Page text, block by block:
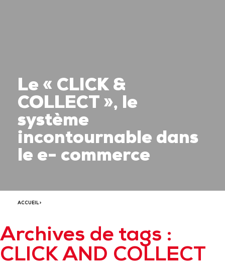
Le « CLICK &
COLLECT », le
système
incontournable dans
le e- commerce
ACCUEIL>
Archives de tags :
CLICK AND COLLECT